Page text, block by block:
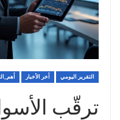
التقرير اليومي أخر الأخبار
ترقّب